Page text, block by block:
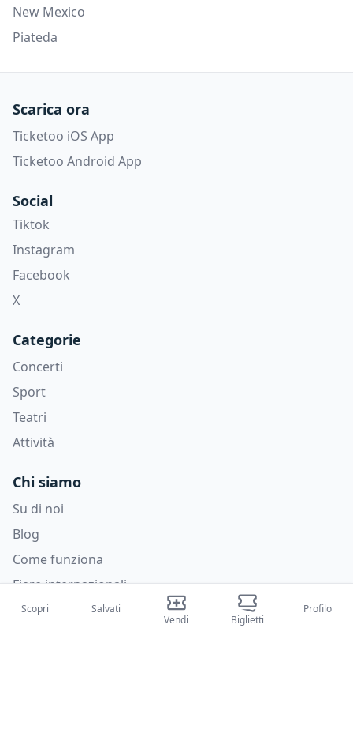
New Mexico
Piateda
Scarica ora
Ticketoo iOS App
Ticketoo Android App
Social
Tiktok
Instagram
Facebook
X
Categorie
Concerti
Sport
Teatri
Attività
Chi siamo
Su di noi
Blog
Come funziona
Fiere internazionali
Creator Program
Scopri
Salvati
Vendi
Biglietti
Profilo